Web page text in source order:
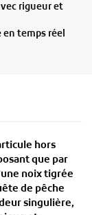
rigueur et
en temps réel
hors
que par
noix tigrée
de pêche
singulière,